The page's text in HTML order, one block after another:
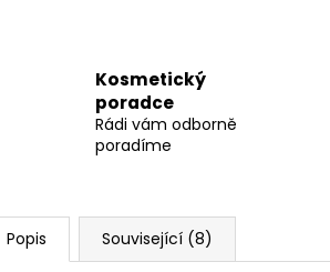
Kosmetický
poradce
Rádi vám odborně
poradíme
Popis Související (8)